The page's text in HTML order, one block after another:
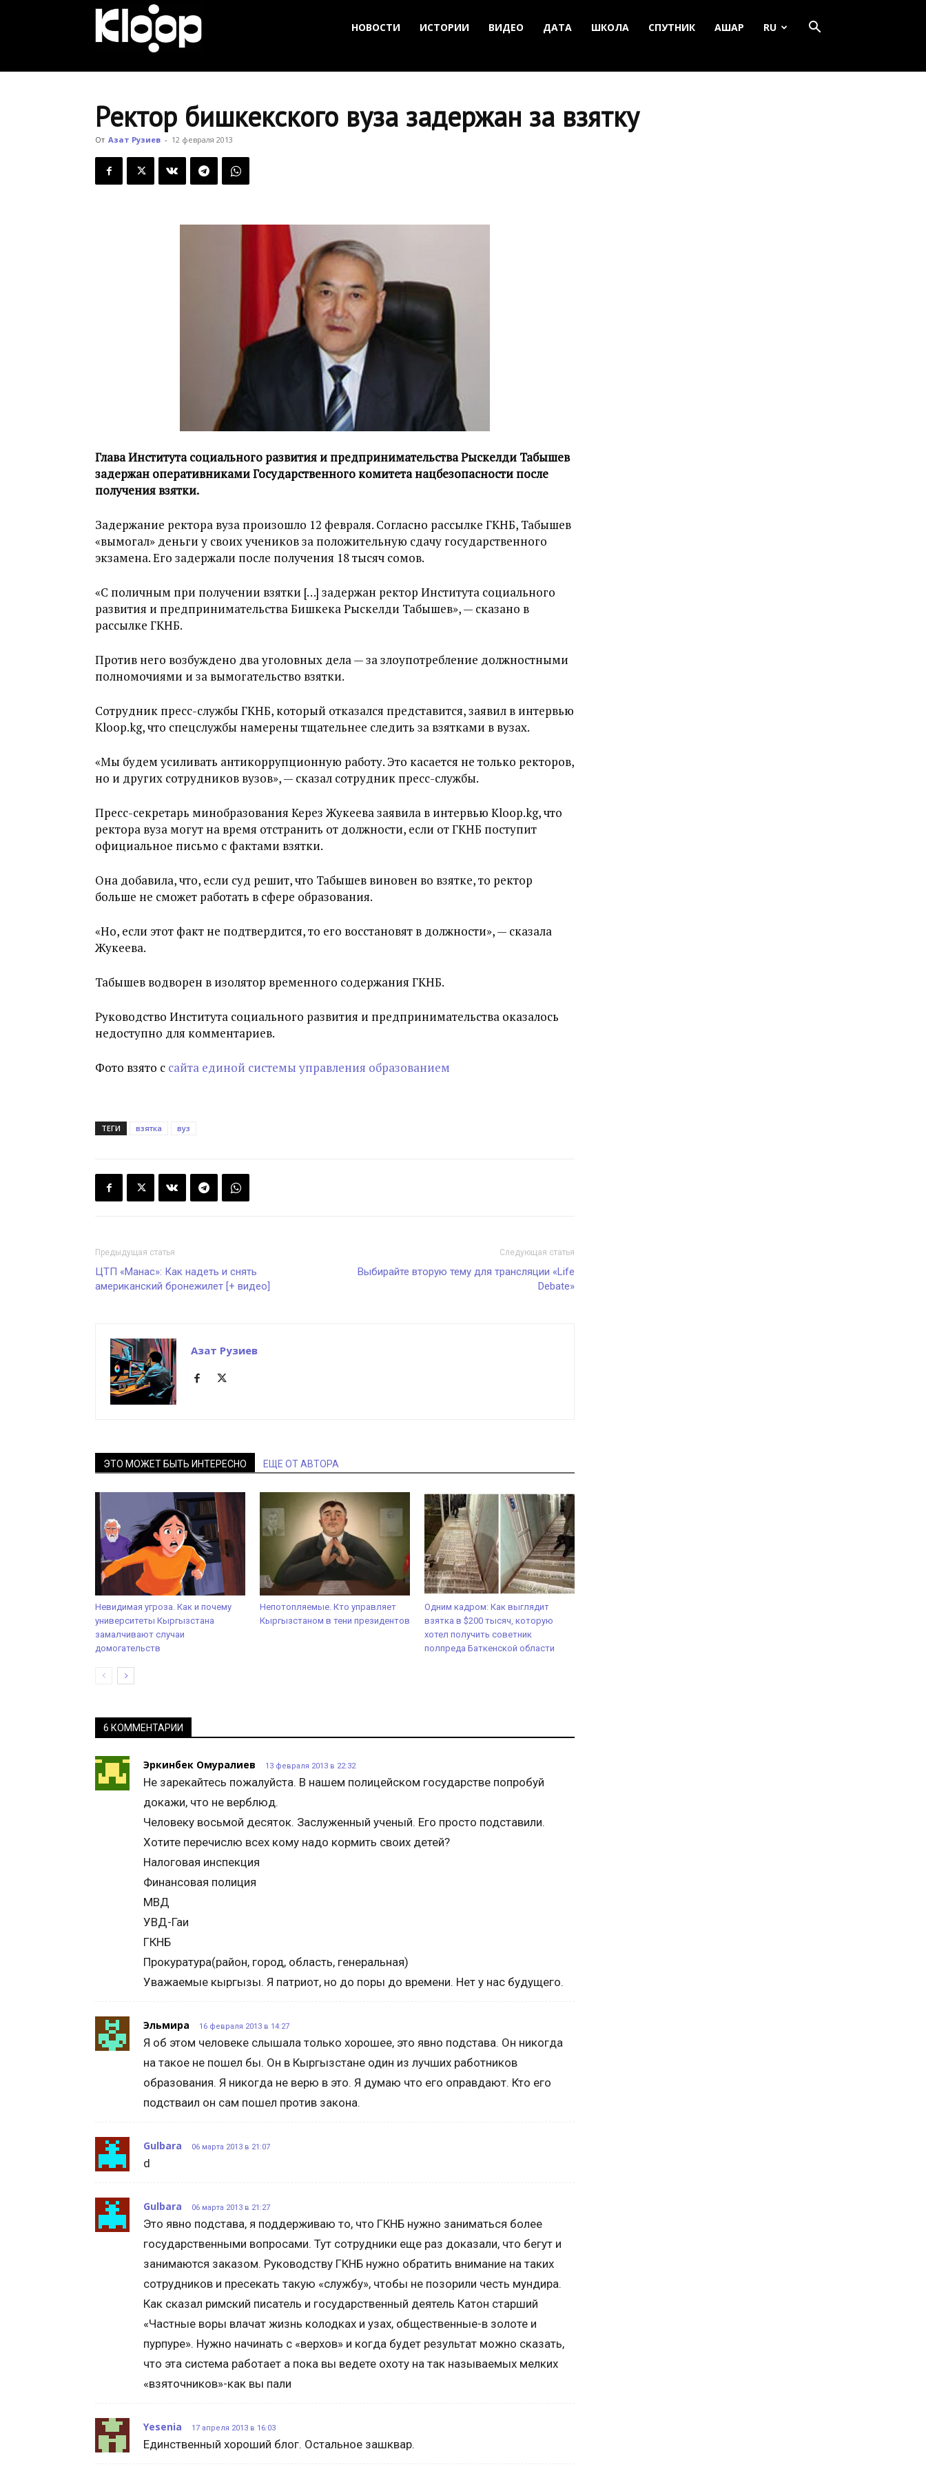
Новости
НОВОСТИ ИСТОРИИ ВИДЕО ДАТА ШКОЛА СПУТНИК АШАР RU
Ректор бишкекского вуза задержан за взятку
От Азат Рузиев - 12 февраля 2013
Глава Института социального развития и предпринимательства Рыскелди Табышев
задержан оперативниками Государственного комитета нацбезопасности после
получения взятки.
Задержание ректора вуза произошло 12 февраля. Согласно рассылке ГКНБ, Табышев
«вымогал» деньги у своих учеников за положительную сдачу государственного
экзамена. Его задержали после получения 18 тысяч сомов.
«С поличным при получении взятки […] задержан ректор Института социального
развития и предпринимательства Бишкека Рыскелди Табышев», — сказано в
рассылке ГКНБ.
Против него возбуждено два уголовных дела — за злоупотребление должностными
полномочиями и за вымогательство взятки.
Сотрудник пресс-службы ГКНБ, который отказался представится, заявил в интервью
Kloop.kg, что спецслужбы намерены тщательнее следить за взятками в вузах.
«Мы будем усиливать антикоррупционную работу. Это касается не только ректоров,
но и других сотрудников вузов», — сказал сотрудник пресс-службы.
Пресс-секретарь минобразования Керез Жукеева заявила в интервью Kloop.kg, что
ректора вуза могут на время отстранить от должности, если от ГКНБ поступит
официальное письмо с фактами взятки.
Она добавила, что, если суд решит, что Табышев виновен во взятке, то ректор
больше не сможет работать в сфере образования.
«Но, если этот факт не подтвердится, то его восстановят в должности», — сказала
Жукеева.
Табышев водворен в изолятор временного содержания ГКНБ.
Руководство Института социального развития и предпринимательства оказалось
недоступно для комментариев.
Фото взято с сайта единой системы управления образованием
ТЕГИ взятка вуз
Предыдущая статья
ЦТП «Манас»: Как надеть и снять
американский бронежилет [+ видео]
Следующая статья
Выбирайте вторую тему для трансляции «Life
Debate»
Азат Рузиев
ЭТО МОЖЕТ БЫТЬ ИНТЕРЕСНО ЕЩЕ ОТ АВТОРА
Невидимая угроза. Как и почему
университеты Кыргызстана
замалчивают случаи
домогательств
Непотопляемые. Кто управляет
Кыргызстаном в тени президентов
Одним кадром: Как выглядит
взятка в $200 тысяч, которую
хотел получить советник
полпреда Баткенской области
6 КОММЕНТАРИИ
Эркинбек Омуралиев 13 февраля 2013 в 22:32
Не зарекайтесь пожалуйста. В нашем полицейском государстве попробуй
докажи, что не верблюд.
Человеку восьмой десяток. Заслуженный ученый. Его просто подставили.
Хотите перечислю всех кому надо кормить своих детей?
Налоговая инспекция
Финансовая полиция
МВД
УВД-Гаи
ГКНБ
Прокуратура(район, город, область, генеральная)
Уважаемые кыргызы. Я патриот, но до поры до времени. Нет у нас будущего.
Эльмира 16 февраля 2013 в 14:27
Я об этом человеке слышала только хорошее, это явно подстава. Он никогда
на такое не пошел бы. Он в Кыргызстане один из лучших работников
образования. Я никогда не верю в это. Я думаю что его оправдают. Кто его
подстваил он сам пошел против закона.
Gulbara 06 марта 2013 в 21:07
d
Gulbara 06 марта 2013 в 21:27
Это явно подстава, я поддерживаю то, что ГКНБ нужно заниматься более
государственными вопросами. Тут сотрудники еще раз доказали, что бегут и
занимаются заказом. Руководству ГКНБ нужно обратить внимание на таких
сотрудников и пресекать такую «службу», чтобы не позорили честь мундира.
Как сказал римский писатель и государственный деятель Катон старший
«Частные воры влачат жизнь колодках и узах, общественные-в золоте и
пурпуре». Нужно начинать с «верхов» и когда будет результат можно сказать,
что эта система работает а пока вы ведете охоту на так называемых мелких
«взяточников»-как вы пали
Yesenia 17 апреля 2013 в 16:03
Единственный хороший блог. Остальное зашквар.